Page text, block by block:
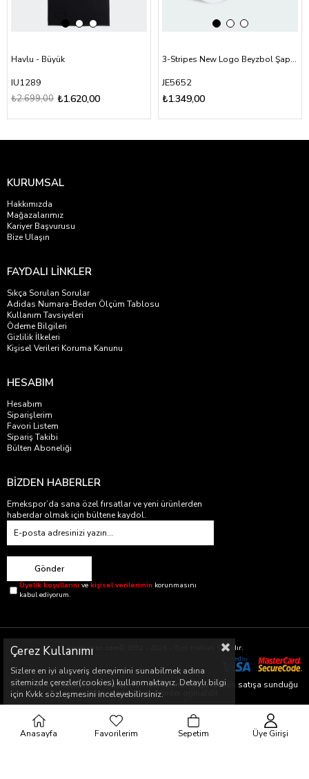
Havlu - Büyük
IU1289
₺1.620,00
₺2.699,00
3-Stripes New Logo Beyzbol Şapkası
JE5652
₺1.349,00
KURUMSAL
Hakkımızda
Mağazalarımız
Kariyer Başvurusu
Bize Ulaşın
FAYDALI LİNKLER
Sıkça Sorulan Sorular
Adidas Numara-Beden Ölçüm Tablosu
Kullanım Tavsiyeleri
Ödeme Bilgileri
Gizlilik İlkeleri
Kişisel Verileri Koruma Kanunu
HESABIM
Hesabım
Siparişlerim
Favori Listem
Sipariş Takibi
Bülten Aboneliği
BİZDEN HABERLER
Emekspor’da sana özel fırsatlar ve yeni ürünlerden
haberdar olmak için bültene kaydol.
Gönder
Üyelik koşullarını ve kişisel verilerimin korunmasını
kabul ediyorum.
emekspor.com © 1992 - 2026 - Tüm Hakları Saklıdır.
Emek Spor Malzemeleri Sanayi ve Ticaret Limited Şirketi’nin satışa sunduğu
tüm markalar ve ürünler orjinaldir.
bu markaların yetkili satıcısıdır.
Web sitemizde bulunan ürün fiyatları sadece www.emekspor.com için
Çerez Kullanımı
Sizlere en iyi alışveriş deneyimini sunabilmek adına
sitemizde çerezler(cookies) kullanmaktayız. Detaylı bilgi
için Kvkk sözleşmesini inceleyebilirsiniz.
Anasayfa Favorilerim Sepetim Üye Girişi